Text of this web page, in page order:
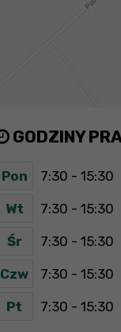
GODZINY
Pon 7:30 - 15:30
Wt 7:30 - 15:30
Śr 7:30 - 15:30
Czw 7:30 - 15:30
Pt 7:30 - 15:30